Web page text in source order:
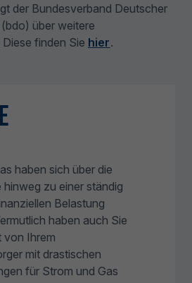
der Bundesverband Deutscher
über weitere
finden Sie hier.
haben sich über die
hinweg zu einer ständig
Belastung
haben auch Sie
von Ihrem
mit drastischen
für Strom und Gas